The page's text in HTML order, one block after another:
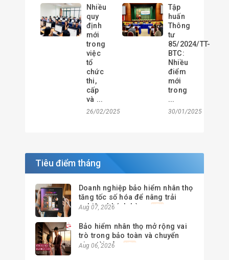
Nhiều
quy
định
mới
trong
việc
tổ
chức
thi,
cấp
và ...
26/02/2025
Tập
huấn
Thông
tư
85/2024/TT-
BTC:
Nhiều
điểm
mới
trong
...
30/01/2025
Tiêu điểm tháng
Doanh nghiệp bảo hiểm nhân thọ
tăng tốc số hóa để nâng trải
nghiệm khách hàng
Aug 07, 2026
Bảo hiểm nhân thọ mở rộng vai
trò trong bảo toàn và chuyển
giao tài sản
Aug 06, 2026